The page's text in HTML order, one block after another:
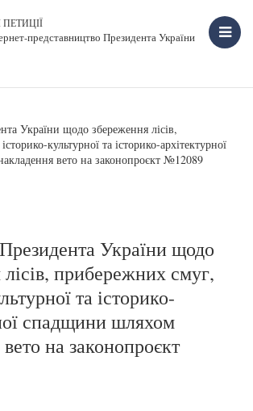
представництво Президента України
України щодо збереження лісів,
культурної та історико-архітектурної
вето на законопроєкт №12089
України щодо
прибережних смуг,
та історико-
спадщини шляхом
на законопроєкт